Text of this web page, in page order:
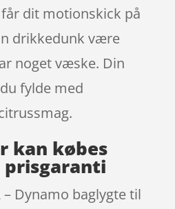
dit motionskick på
drikkedunk være
noget væske. Din
fylde med
kan købes
prisgaranti
– Dynamo baglygte til